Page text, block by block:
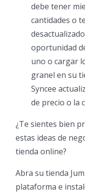
debe tener
cantidades o
oportunidad
uno o cargar
granel en su
Syncee
de precio o la
¿Te sientes bien
estas ideas de
tienda online?
Abra su tienda
plataforma e